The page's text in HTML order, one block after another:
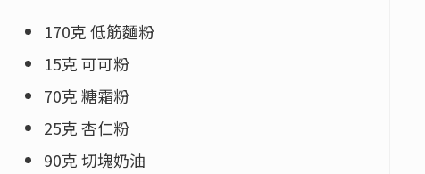
170克 低筋麵粉
15克 可可粉
70克 糖霜粉
25克 杏仁粉
90克 切塊奶油